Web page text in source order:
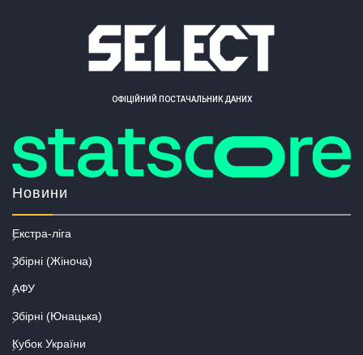
ОФІЦІЙНИЙ ПОСТАЧАЛЬНИК ДАНИХ
Новини
Екстра-ліга
Збірні (Жіноча)
АФУ
Збірні (Юнацька)
Кубок України